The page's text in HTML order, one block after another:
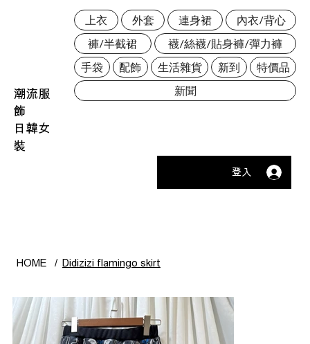
潮流服
飾
日韓女
裝
上衣 外套 連身裙
內衣/背心
褲/半截裙
襪/絲襪/貼身褲/彈力褲
手袋
配飾 生活雜貨 新到
特價品
新聞
登入
HOME / Didizizi flamingo skirt